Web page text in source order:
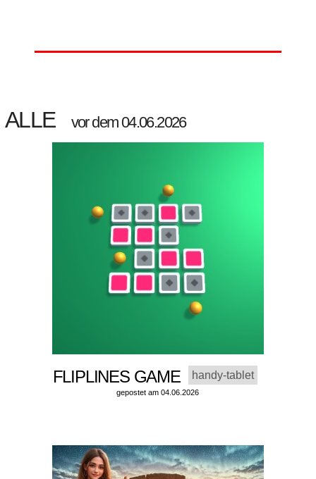
ALLE vor dem 04.06.2026
FLIPLINES GAME handy-tablet
gepostet am 04.06.2026